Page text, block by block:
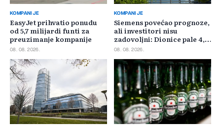
KOMPANIJE
EasyJet prihvatio ponudu
od 5,7 milijardi funti za
preuzimanje kompanije
08. 08. 2026.
KOMPANIJE
Siemens povećao prognoze,
ali investitori nisu
zadovoljni: Dionice pale 4,5
posto
08. 08. 2026.